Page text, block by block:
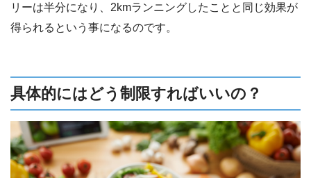
リーは半分になり、2kmランニングしたことと同じ効果が
得られるという事になるのです。
具体的にはどう制限すればいいの？